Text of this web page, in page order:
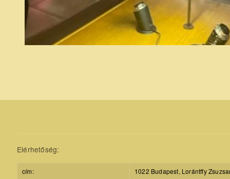
Elérhetőség:
cím:
1022 Budapest, Lorántffy